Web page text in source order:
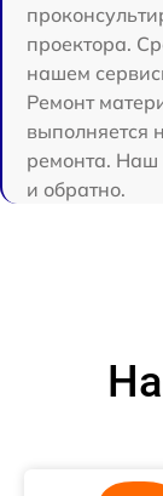
проектора.
нашем
Ремонт
выполняется
ремонта. Наш
и обратно.